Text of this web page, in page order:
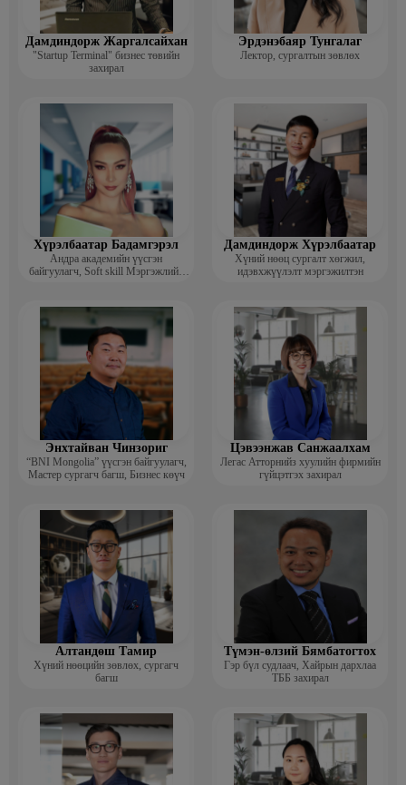
Дамдиндорж Жаргалсайхан
"Startup Terminal" бизнес төвийн
захирал
Эрдэнэбаяр Тунгалаг
Лектор, сургалтын зөвлөх
Хүрэлбаатар Бадамгэрэл
Андра академийн үүсгэн
байгуулагч, Soft skill Мэргэжлийн
Дамдиндорж Хүрэлбаатар
Хүний нөөц сургалт хөгжил,
идэвхжүүлэлт мэргэжилтэн
Энхтайван Чинзориг
“BNI Mongolia” үүсгэн байгуулагч,
Мастер сургагч багш, Бизнес көүч
Цэвээнжав Санжаалхам
Легас Атторнийз хуулийн фирмийн
гүйцэтгэх захирал
Алтандөш Тамир
Хүний нөөцийн зөвлөх, сургагч
багш
Түмэн-өлзий Бямбатогтох
Гэр бүл судлаач, Хайрын дархлаа
ТББ захирал